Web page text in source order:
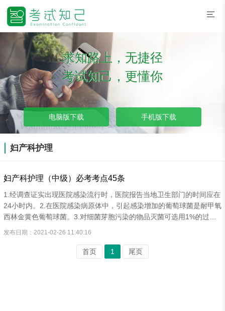
求知路上，无捷径
考试知己，更懂你
电脑版下载 手机版下载
妇产科护理
妇产科护理（中级）必考考点45条
1.经调查证实出现医院感染流行时，医院报告当地卫生部门的时间应在
24小时内。2.在医院感染病原体中，引起感染增加的葡萄球菌是耐甲氧
西林金黄色葡萄球菌。3.对细菌芽胞污染的物品灭菌可选用1%的过氧
乙酸浸泡30分钟。4.微生态的平衡是指在长期进化过程中形成的正常微
即定位、定性、定量。5.计划工作的原则包括系统性原则、创新原则。
6.评估形势的内容包括市场，社会竞争。7.令人"满意"的决策应当符合
发布日期：2021-02-26 11:40:16
首页 1 尾页